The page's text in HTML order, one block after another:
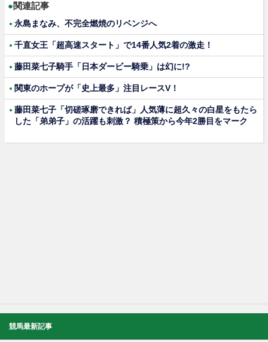
●関連記事
永島まなみ、不完全燃焼のリベンジへ
千直女王「超高速スタート」で14番人気2着の激走！
藤田菜七子騎手「日本ダービー騎乗」は幻に!?
関東のホープが「史上最多」注目レースV！
藤田菜七子「切磋琢磨できれば」人気薄に超久々の白星をもたら
した「弟弟子」の活躍も刺激？ 積極策から今年2勝目をマーク
競馬最新記事